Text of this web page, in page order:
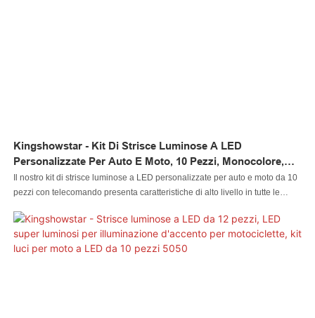
Kingshowstar - Kit Di Strisce Luminose A LED
Personalizzate Per Auto E Moto, 10 Pezzi, Monocolore,
Con Telecomando
Il nostro kit di strisce luminose a LED personalizzate per auto e moto da 10
pezzi con telecomando presenta caratteristiche di alto livello in tutte le
determinano in larga misura le applicazioni. Attualmente, la luce per
automobile a LED, la luce per roccia a LED, la luce a frusta a LED, la luce
per ruota a LED, il faro a LED, la luce per motocicletta a LED, la luce per